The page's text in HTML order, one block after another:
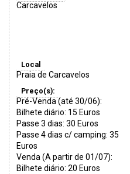
Carcavelos
Local
Praia de Carcavelos
Preço(s):
Pré-Venda (até 30/06):
Bilhete diário: 15 Euros
Passe 3 dias: 30 Euros
Passe 4 dias c/ camping: 35
Euros
Venda (A partir de 01/07):
Bilhete diário: 20 Euros